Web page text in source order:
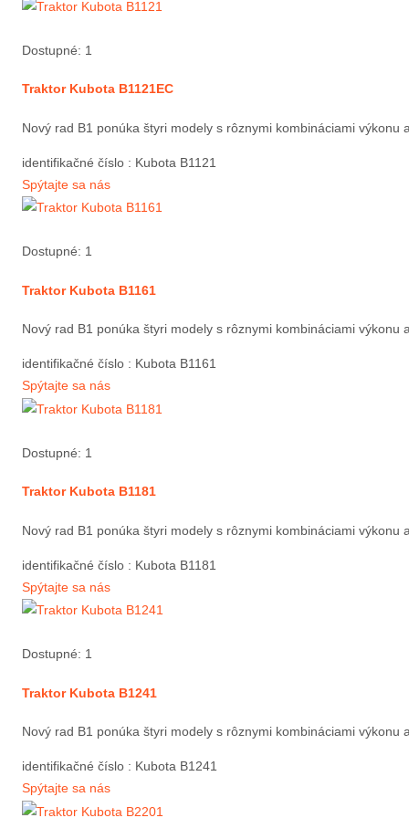
Dostupné: 1
Traktor Kubota B1121EC
Nový rad B1 ponúka štyri modely s rôznymi kombináciami
identifikačné číslo : Kubota B1121
Spýtajte sa nás
Dostupné: 1
Traktor Kubota B1161
Nový rad B1 ponúka štyri modely s rôznymi kombináciami
identifikačné číslo : Kubota B1161
Spýtajte sa nás
Dostupné: 1
Traktor Kubota B1181
Nový rad B1 ponúka štyri modely s rôznymi kombináciami
identifikačné číslo : Kubota B1181
Spýtajte sa nás
Dostupné: 1
Traktor Kubota B1241
Nový rad B1 ponúka štyri modely s rôznymi kombináciami
identifikačné číslo : Kubota B1241
Spýtajte sa nás